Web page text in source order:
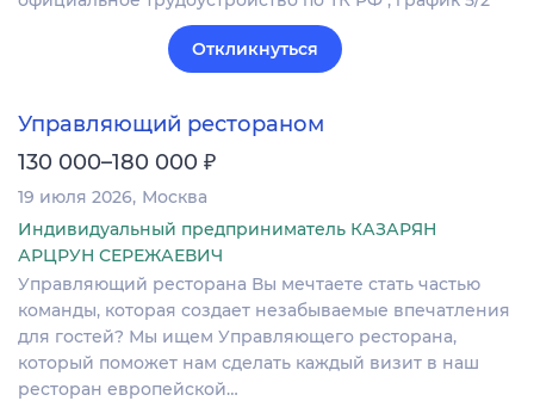
Откликнуться
Управляющий рестораном
130 000–180 000 ₽
19 июля 2026 Москва
Индивидуальный предприниматель КАЗАРЯН
АРЦРУН СЕРЕЖАЕВИЧ
Управляющий ресторана Вы мечтаете стать частью
команды, которая создает незабываемые впечатления
для гостей? Мы ищем Управляющего ресторана,
который поможет нам сделать каждый визит в наш
ресторан европейской…